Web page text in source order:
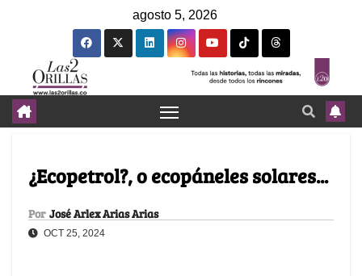
agosto 5, 2026
¿Ecopetrol?, o ecopáneles solares...
Por José Arlex Arias Arias
OCT 25, 2024